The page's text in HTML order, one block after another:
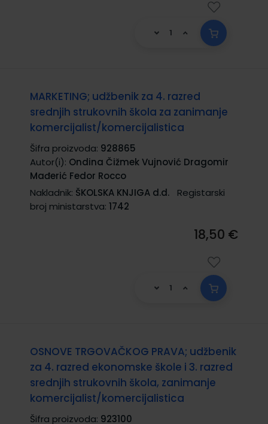
MARKETING; udžbenik za 4. razred
srednjih strukovnih škola za zanimanje
komercijalist/komercijalistica
Šifra proizvoda: 928865
Autor(i): Ondina Čižmek Vujnović Dragomir
Mađerić Fedor Rocco
Nakladnik: ŠKOLSKA KNJIGA d.d.
Registarski
broj ministarstva: 1742
18,50 €
OSNOVE TRGOVAČKOG PRAVA; udžbenik
za 4. razred ekonomske škole i 3. razred
srednjih strukovnih škola, zanimanje
komercijalist/komercijalistica
Šifra proizvoda: 923100